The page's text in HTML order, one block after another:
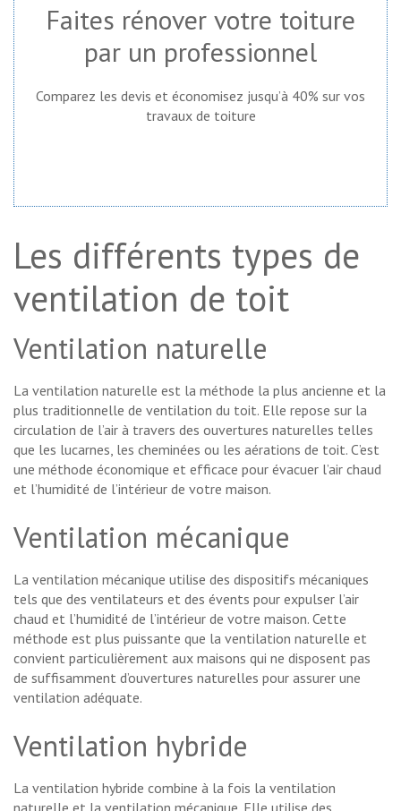
Faites rénover votre toiture
par un professionnel
Comparez les devis et économisez jusqu’à 40% sur vos
travaux de toiture
Les différents types de
ventilation de toit
Ventilation naturelle
La ventilation naturelle est la méthode la plus ancienne et la
plus traditionnelle de ventilation du toit. Elle repose sur la
circulation de l’air à travers des ouvertures naturelles telles
que les lucarnes, les cheminées ou les aérations de toit. C’est
une méthode économique et efficace pour évacuer l’air chaud
et l’humidité de l’intérieur de votre maison.
Ventilation mécanique
La ventilation mécanique utilise des dispositifs mécaniques
tels que des ventilateurs et des évents pour expulser l’air
chaud et l’humidité de l’intérieur de votre maison. Cette
méthode est plus puissante que la ventilation naturelle et
convient particulièrement aux maisons qui ne disposent pas
de suffisamment d’ouvertures naturelles pour assurer une
ventilation adéquate.
Ventilation hybride
La ventilation hybride combine à la fois la ventilation
naturelle et la ventilation mécanique. Elle utilise des